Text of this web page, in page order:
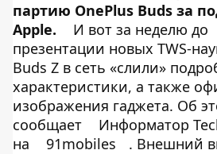
партию OnePlus Buds за
Apple.
И вот за неделю до
презентации новых TWS-
Buds Z в сеть «слили»
характеристики, а также
изображения гаджета. Об
сообщает
Информатор
на
91mobiles
. Внешний